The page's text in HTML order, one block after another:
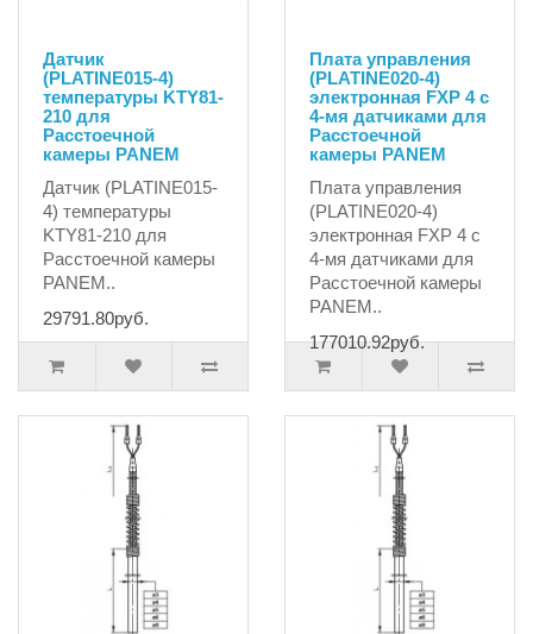
Датчик
(PLATINE015-4)
температуры KTY81-
210 для
Расстоечной
камеры PANEM
Датчик (PLATINE015-
4) температуры
KTY81-210 для
Расстоечной камеры
PANEM..
29791.80руб.
Плата управления
(PLATINE020-4)
электронная FXP 4 с
4-мя датчиками для
Расстоечной
камеры PANEM
Плата управления
(PLATINE020-4)
электронная FXP 4 с
4-мя датчиками для
Расстоечной камеры
PANEM..
177010.92руб.